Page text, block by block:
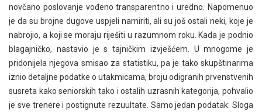
novčano poslovanje vođeno transparentno i uredno. Napomenuo
je da su brojne dugove uspjeli namiriti, ali su još ostali neki, koje je
nabrojio, a koji se moraju riješiti u razumnom roku. Kada je podnio
blagajničko, nastavio je s tajničkim izvješćem. U mnogome je
pridonijela njegova smisao za statistiku, pa je tako skupštinarima
iznio detaljne podatke o utakmicama, broju odigranih prvenstvenih
susreta kako seniorskih tako i ostalih uzrasnih kategorija, pohvalio
je sve trenere i postignute rezuultate. Samo jedan podatak: Sloga